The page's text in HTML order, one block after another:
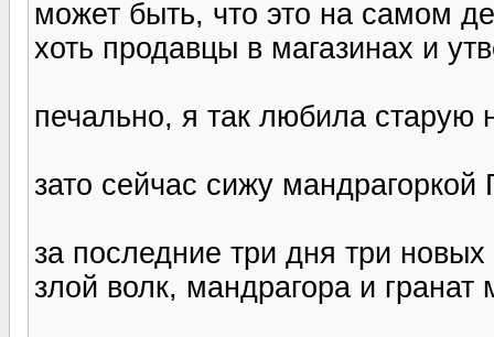
может быть, что это на самом
хоть продавцы в магазинах и
печально, я так любила старую
зато сейчас сижу
за последние три дня три новых
злой волк, мандрагора и гранат